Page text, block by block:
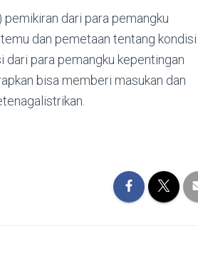
dari para pemangku
dan pemetaan tentang kondisi
dari para pemangku kepentingan
bisa memberi masukan dan